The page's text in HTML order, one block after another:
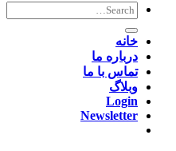
Search
for:
خانه
درباره ما
تماس با ما
وبلاگ
Login
Newsletter